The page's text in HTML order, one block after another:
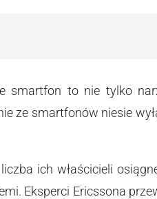
smartfon to nie tylko
ze smartfonów niesie
ich właścicieli
Eksperci Ericssona